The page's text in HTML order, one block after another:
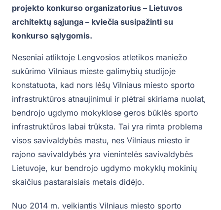
projekto konkurso organizatorius – Lietuvos
architektų sąjunga – kviečia susipažinti su
konkurso sąlygomis.
Neseniai atliktoje Lengvosios atletikos maniežo
sukūrimo Vilniaus mieste galimybių studijoje
konstatuota, kad nors lėšų Vilniaus miesto sporto
infrastruktūros atnaujinimui ir plėtrai skiriama nuolat,
bendrojo ugdymo mokyklose geros būklės sporto
infrastruktūros labai trūksta. Tai yra rimta problema
visos savivaldybės mastu, nes Vilniaus miesto ir
rajono savivaldybės yra vienintelės savivaldybės
Lietuvoje, kur bendrojo ugdymo mokyklų mokinių
skaičius pastaraisiais metais didėjo.
Nuo 2014 m. veikiantis Vilniaus miesto sporto